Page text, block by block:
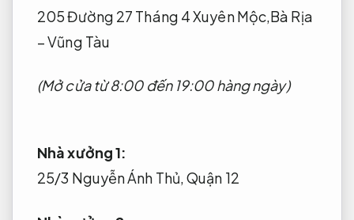
205 Đường 27 Tháng 4 Xuyên Mộc,Bà Rịa
– Vũng Tàu
(Mở cửa từ 8:00 đến 19:00 hàng ngày)
Nhà xưởng 1:
25/3 Nguyễn Ánh Thủ, Quận 12